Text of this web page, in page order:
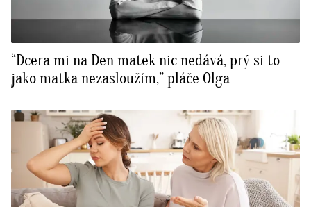
“Dcera mi na Den matek nic nedává, prý si to
jako matka nezasloužím,” pláče Olga